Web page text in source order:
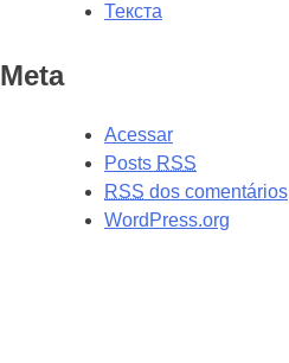
Текста
Meta
Acessar
Posts RSS
RSS dos comentários
WordPress.org